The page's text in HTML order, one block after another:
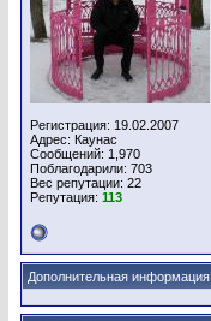
Регистрация: 19.02.2007
Адрес: Каунас
Сообщений: 1,970
Поблагодарили: 703
Вес репутации: 22
Репутация: 113
Дополнительная информация